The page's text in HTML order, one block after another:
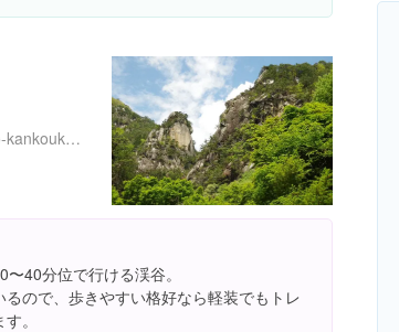
http://www.shosenkyo-kankoukyokai.com/b/
40分位で行ける渓谷。
ので、歩きやすい格好なら軽装でもトレ
。